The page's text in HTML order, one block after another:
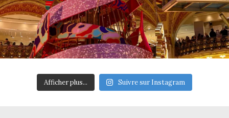
Afficher plus... Suivre sur Instagram